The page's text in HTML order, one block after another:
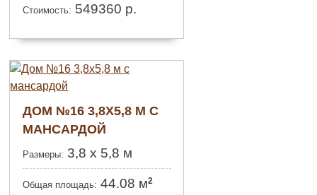
Стоимость: 549360 р.
ДОМ №16 3,8Х5,8 М С
МАНСАРДОЙ
Размеры: 3,8 х 5,8 м
Общая площадь: 44.08 м2